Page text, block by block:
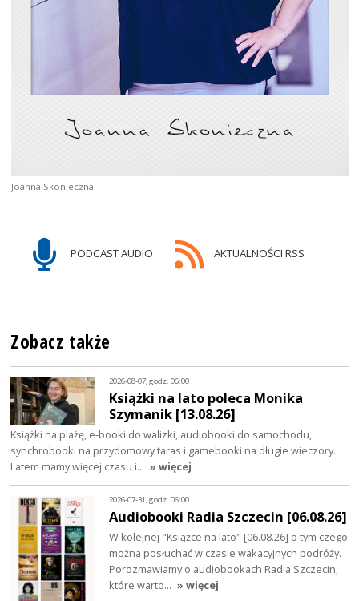
Joanna Skonieczna
PODCAST AUDIO AKTUALNOŚCI RSS
Zobacz także
2026-08-07, godz. 06:00
Książki na lato poleca Monika
Szymanik [13.08.26]
Książki na plażę, e-booki do walizki, audiobooki do samochodu,
synchrobooki na przydomowy taras i gamebooki na długie wieczory.
Latem mamy więcej czasu i… » więcej
2026-07-31, godz. 06:00
Audiobooki Radia Szczecin [06.08.26]
W kolejnej "Książce na lato" [06.08.26] o tym czego
można posłuchać w czasie wakacyjnych podróży.
Porozmawiamy o audiobookach Radia Szczecin,
które warto… » więcej